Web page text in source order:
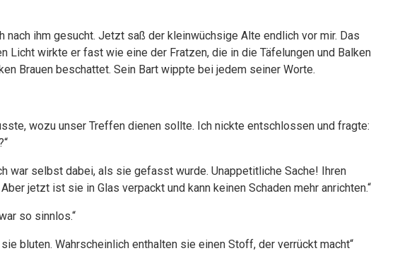
nach ihm gesucht. Jetzt saß der kleinwüchsige Alte endlich vor mir. Das
Licht wirkte er fast wie eine der Fratzen, die in die Täfelungen und Balken
Brauen beschattet. Sein Bart wippte bei jedem seiner Worte.
wozu unser Treffen dienen sollte. Ich nickte entschlossen und fragte:
war selbst dabei, als sie gefasst wurde. Unappetitliche Sache! Ihren
jetzt ist sie in Glas verpackt und kann keinen Schaden mehr anrichten.“
so sinnlos.“
bluten. Wahrscheinlich enthalten sie einen Stoff, der verrückt macht“